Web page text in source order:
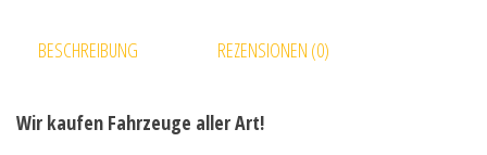
BESCHREIBUNG REZENSIONEN (0)
Wir kaufen Fahrzeuge aller Art!